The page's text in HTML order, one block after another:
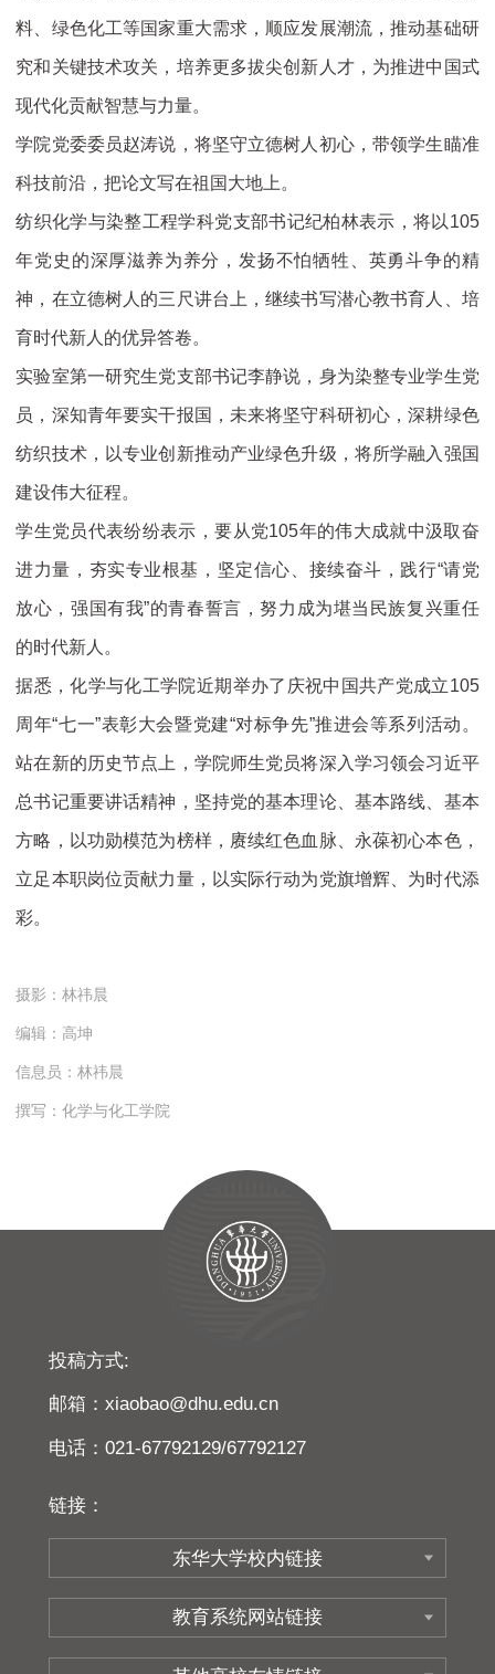
料、绿色化工等国家重大需求，顺应发展潮流，推动基础研
究和关键技术攻关，培养更多拔尖创新人才，为推进中国式
现代化贡献智慧与力量。
学院党委委员赵涛说，将坚守立德树人初心，带领学生瞄准
科技前沿，把论文写在祖国大地上。
纺织化学与染整工程学科党支部书记纪柏林表示，将以105
年党史的深厚滋养为养分，发扬不怕牺牲、英勇斗争的精
神，在立德树人的三尺讲台上，继续书写潜心教书育人、培
育时代新人的优异答卷。
实验室第一研究生党支部书记李静说，身为染整专业学生党
员，深知青年要实干报国，未来将坚守科研初心，深耕绿色
纺织技术，以专业创新推动产业绿色升级，将所学融入强国
建设伟大征程。
学生党员代表纷纷表示，要从党105年的伟大成就中汲取奋
进力量，夯实专业根基，坚定信心、接续奋斗，践行“请党
放心，强国有我”的青春誓言，努力成为堪当民族复兴重任
的时代新人。
据悉，化学与化工学院近期举办了庆祝中国共产党成立105
周年“七一”表彰大会暨党建“对标争先”推进会等系列活动。
站在新的历史节点上，学院师生党员将深入学习领会习近平
总书记重要讲话精神，坚持党的基本理论、基本路线、基本
方略，以功勋模范为榜样，赓续红色血脉、永葆初心本色，
立足本职岗位贡献力量，以实际行动为党旗增辉、为时代添
彩。
摄影：林祎晨
编辑：高坤
信息员：林祎晨
撰写：化学与化工学院
投稿方式:
邮箱：xiaobao@dhu.edu.cn
电话：021-67792129/67792127
链接：